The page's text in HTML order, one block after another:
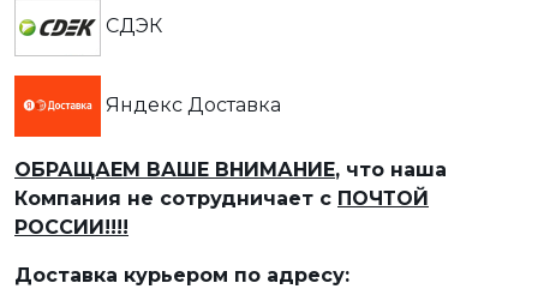
СДЭК
Яндекс Доставка
ОБРАЩАЕМ ВАШЕ ВНИМАНИЕ, что наша
Компания не сотрудничает с ПОЧТОЙ
РОССИИ!!!!
Доставка курьером по адресу: